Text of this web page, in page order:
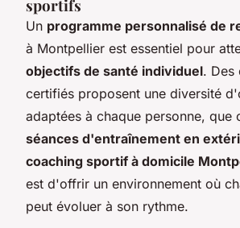
sportifs
Un programme personnalisé de
à Montpellier est essentiel pour
objectifs de santé individuel. Des
certifiés proposent une diversité
adaptées à chaque personne, que
séances d'entraînement en
coaching sportif à domicile
est d'offrir un environnement où
peut évoluer à son rythme.